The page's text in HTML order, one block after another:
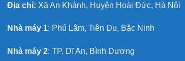
Địa chỉ: Xã An Khánh, Huyện Hoài Đức, Hà Nội
Nhà máy 1: Phú Lâm, Tiên Du, Bắc Ninh
Nhà máy 2: TP. Dĩ An, Bình Dương